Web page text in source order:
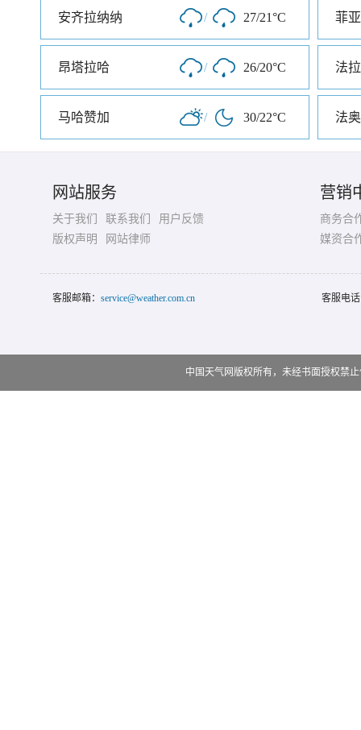
安齐拉纳纳 / 27/21°C 菲
昂塔拉哈 / 26/20°C 法
马哈赞加 / 30/22°C 法
网站服务
关于我们 联系我们
用户反馈
版权声明
网站律师
营销
商务合
媒资合
客服邮箱： service@weather.com.cn 客服电
中国天气网版权所有，未经书面授权